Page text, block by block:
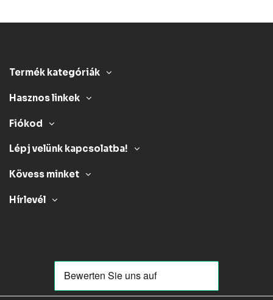
Termék kategóriák
Hasznos linkek
Fiókod
Lépj velünk kapcsolatba!
Kövess minket
Hírlevél